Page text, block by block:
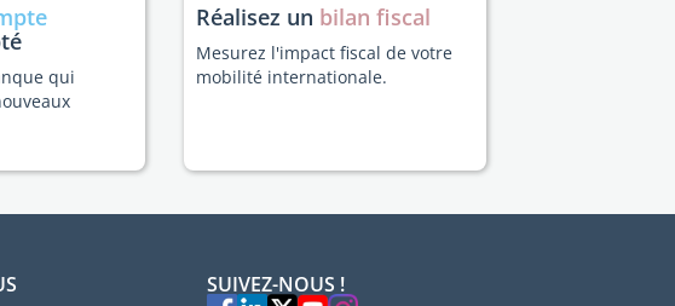
qui
Réalisez un bilan fiscal
Mesurez l'impact fiscal de votre
mobilité internationale.
SUIVEZ-NOUS !